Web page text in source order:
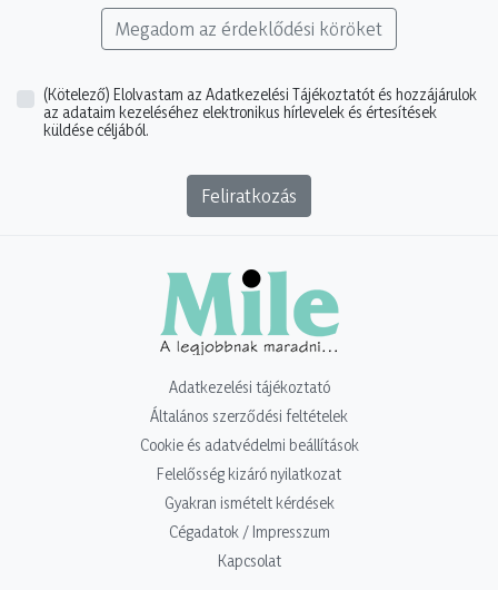
Megadom az érdeklődési köröket
(Kötelező) Elolvastam az Adatkezelési Tájékoztatót és hozzájárulok
az adataim kezeléséhez elektronikus hírlevelek és értesítések
küldése céljából.
Feliratkozás
Adatkezelési tájékoztató
Általános szerződési feltételek
Cookie és adatvédelmi beállítások
Felelősség kizáró nyilatkozat
Gyakran ismételt kérdések
Cégadatok / Impresszum
Kapcsolat